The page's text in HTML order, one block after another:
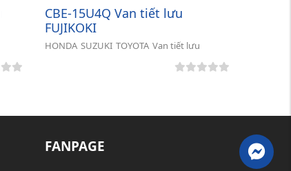
CBE-15U4Q Van tiết lưu
FUJIKOKI
HONDA SUZUKI TOYOTA Van tiết lưu
FANPAGE